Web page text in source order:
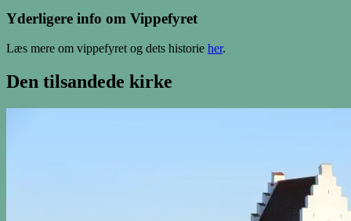
Yderligere info om Vippefyret
Læs mere om vippefyret og dets historie her.
Den tilsandede kirke